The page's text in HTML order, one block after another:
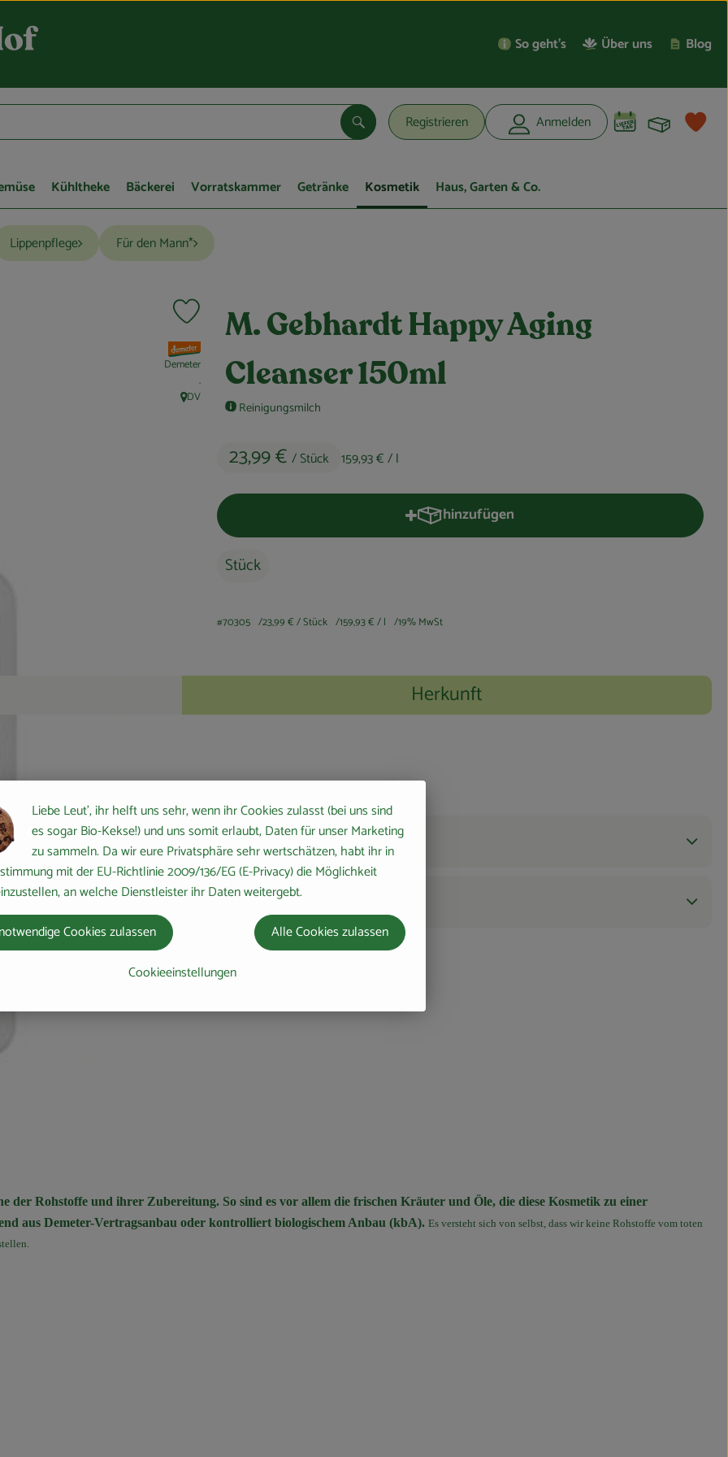
So geht’s Über uns Blog
Registrieren Anmelden
Suchen
Kühltheke Bäckerei Vorratskammer Getränke Kosmetik Haus, Garten & Co.
Lippenpflege Für den Mann*
M. Gebhardt Happy Aging
Cleanser 150ml
Reinigungsmilch
23,99 € / Stück 159,93 €/ l
Produkt zu Favouriten hinzufügen
, Verband:
Demeter
, Kontrollstelle:
.
, Herkunft:
DV
hinzufügen
Produkt zum Warenkorb hinzufügen
Stück
#70305 23,99 €/ Stück 159,93 €/ l 19% MwSt
Rezepte Herkunft
Rohstoffe und ihrer Zubereitung. So sind es vor allem die frischen Kräuter und Öle, die diese Kosmetik zu einer
aus Demeter-Vertragsanbau oder kontrolliert biologischem Anbau (kbA). Es versteht sich von selbst, dass wir keine Rohstoffe vom toten
Liebe Leut', ihr helft uns sehr, wenn ihr Cookies zulasst (bei uns sind
es sogar Bio-Kekse!) und uns somit erlaubt, Daten für unser Marketing
zu sammeln. Da wir eure Privatsphäre sehr wertschätzen, habt ihr in
mit der EU-Richtlinie 2009/136/EG (E-Privacy) die Möglichkeit
an welche Dienstleister ihr Daten weitergebt.
Cookieeinstellungen
Cookies zulassen Alle Cookies zulassen